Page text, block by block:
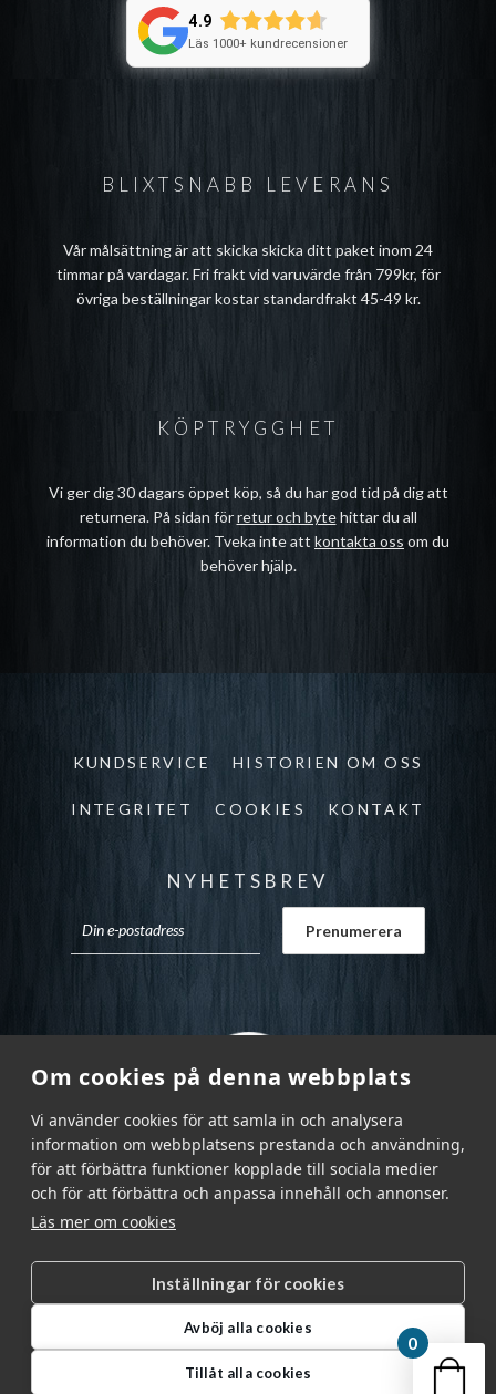
Om cookies på denna webbplats
Vi använder cookies för att samla in och analysera
information om webbplatsens prestanda och användning,
för att förbättra funktioner kopplade till sociala medier
och för att förbättra och anpassa innehåll och annonser.
Läs mer om cookies
Inställningar för cookies
Avböj alla cookies
Tillåt alla cookies
BLIXTSNABB LEVERANS
Vår målsättning är att skicka skicka ditt paket inom 24
timmar på vardagar. Fri frakt vid varuvärde från 799kr, för
övriga beställningar kostar standardfrakt 45-49 kr.
4.9
Läs 1000+ kundrecensioner
KÖPTRYGGHET
Vi ger dig 30 dagars öppet köp, så du har god tid på dig att
returnera. På sidan förretur och bytehittar du all
information du behöver. Tveka inte att kontakta oss om du
behöver hjälp.
KUNDSERVICE HISTORIEN OM OSS
INTEGRITET COOKIES KONTAKT
NYHETSBREV
Garnr Sverige AB © 2026 |
info@garnr.se
|
031 - 92 94 92
Din
0